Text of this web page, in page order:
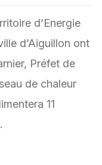
d’Energie
d’Aiguillon ont
Préfet de
de chaleur
11